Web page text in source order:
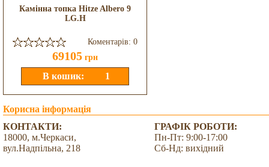
Камінна топка Hitze Albero 9
LG.H
Коментарів: 0
69105 грн
Корисна інформація
КОНТАКТИ:
18000, м.Черкаси,
вул.Надпільна, 218
ГРАФІК РОБОТИ:
Пн-Пт: 9:00-17:00
Сб-Нд: вихідний